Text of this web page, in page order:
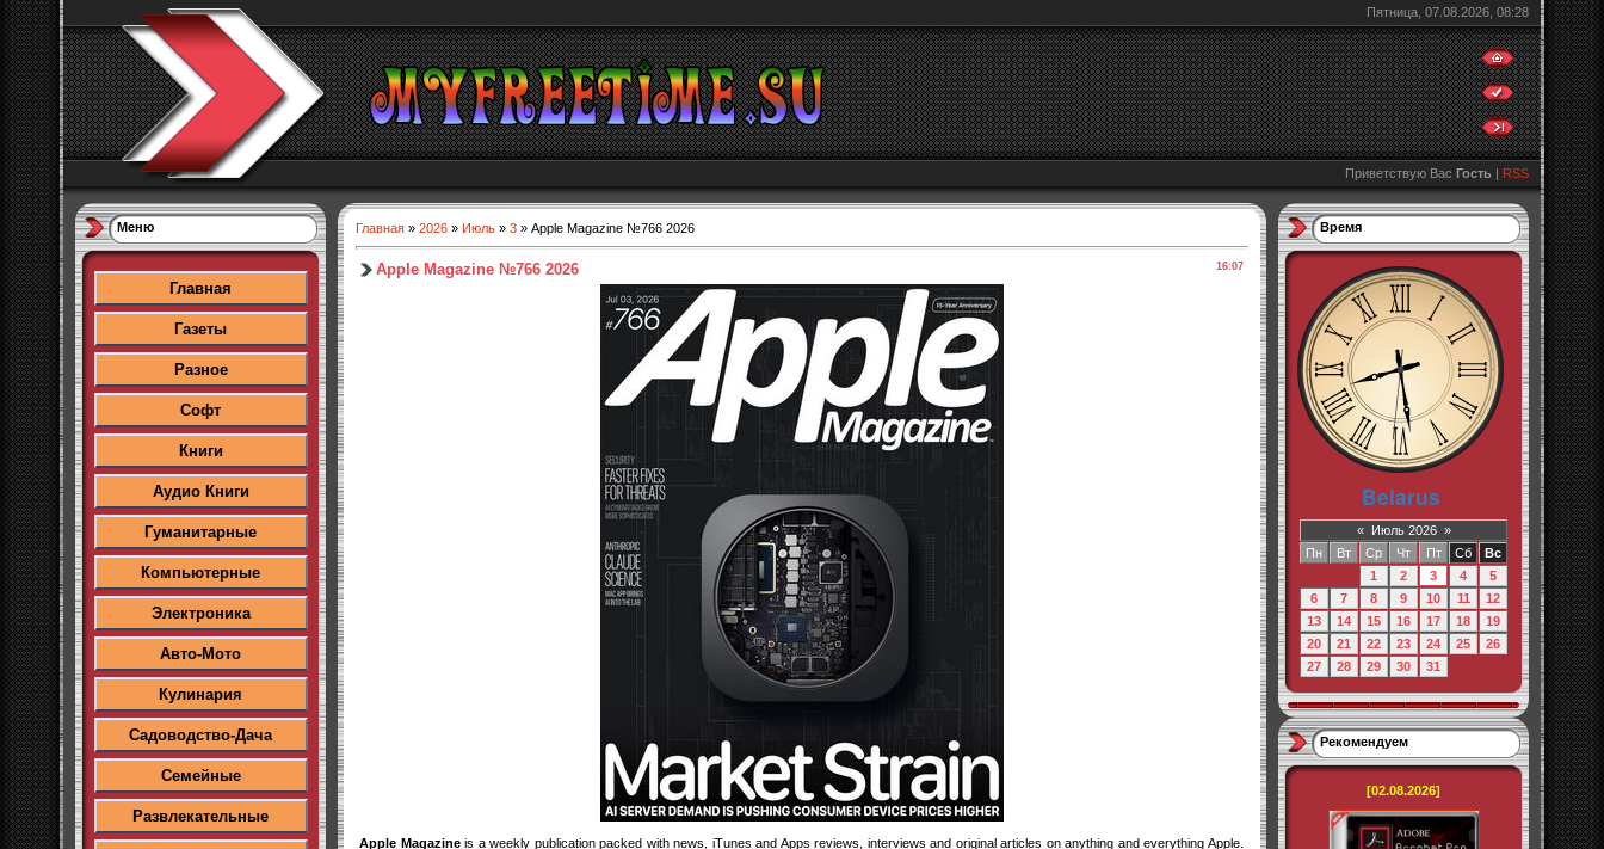
Пятница, 07.08.2026, 08:28
Приветствую Вас Гость | RSS
Меню
Главная
Газеты
Разное
Софт
Книги
Аудио Книги
Гуманитарные
Компьютерные
Электроника
Авто-Мото
Кулинария
Садоводство-Дача
Семейные
Развлекательные
Главная » 2026 » Июль » 3 » Apple Magazine №766 2026
16:07
Apple Magazine №766 2026
Apple Magazineis a weekly publication packed with news, iTunes and Apps reviews, interviews and original articles on anything and everything Apple.
Время
« Июль 2026 »
Пн
Вт Ср Чт Пт Сб
Вс
1
2 3 4
5
6
7 8 9 10 11
12
13
14 15 16 17 18
19
20
21 22 23 24 25
26
27
28 29 30 31
Рекомендуем
[02.08.2026]